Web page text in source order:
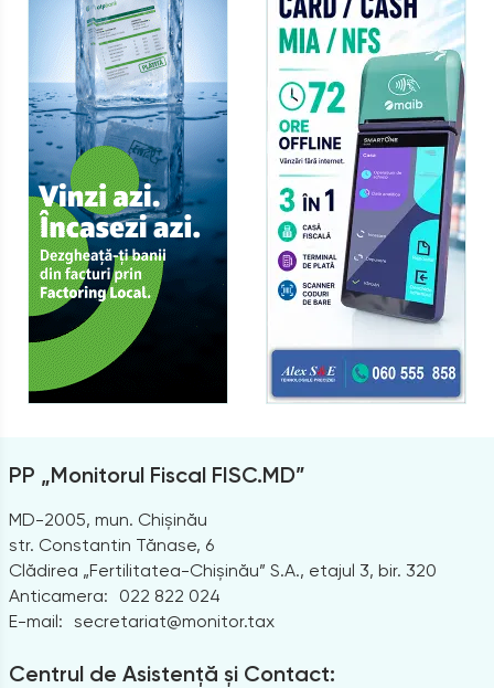
PP „Monitorul Fiscal FISC.MD”
MD-2005, mun. Chișinău
str. Constantin Tănase, 6
Clădirea „Fertilitatea-Chișinău” S.A., etajul 3, bir. 320
Anticamera:
022 822 024
E-mail: secretariat@monitor.tax
Centrul de Asistență și Contact: